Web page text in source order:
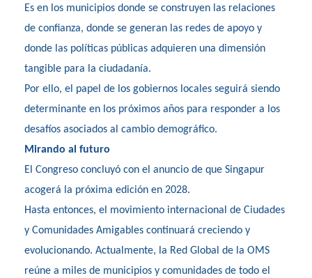
Es en los municipios donde se construyen las relaciones
de confianza, donde se generan las redes de apoyo y
donde las políticas públicas adquieren una dimensión
tangible para la ciudadanía.
Por ello, el papel de los gobiernos locales seguirá siendo
determinante en los próximos años para responder a los
desafíos asociados al cambio demográfico.
Mirando al futuro
El Congreso concluyó con el anuncio de que Singapur
acogerá la próxima edición en 2028.
Hasta entonces, el movimiento internacional de Ciudades
y Comunidades Amigables continuará creciendo y
evolucionando. Actualmente, la Red Global de la OMS
reúne a miles de municipios y comunidades de todo el